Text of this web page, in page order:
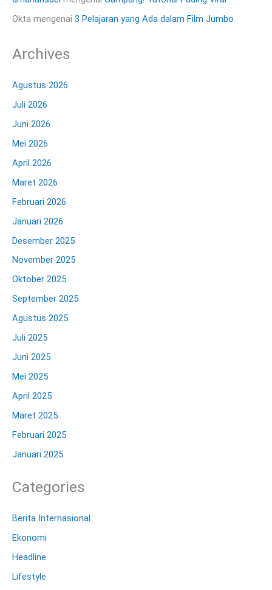
Okta mengenai 3 Pelajaran yang Ada dalam Film Jumbo
Archives
Agustus 2026
Juli 2026
Juni 2026
Mei 2026
April 2026
Maret 2026
Februari 2026
Januari 2026
Desember 2025
November 2025
Oktober 2025
September 2025
Agustus 2025
Juli 2025
Juni 2025
Mei 2025
April 2025
Maret 2025
Februari 2025
Januari 2025
Categories
Berita Internasional
Ekonomi
Headline
Lifestyle